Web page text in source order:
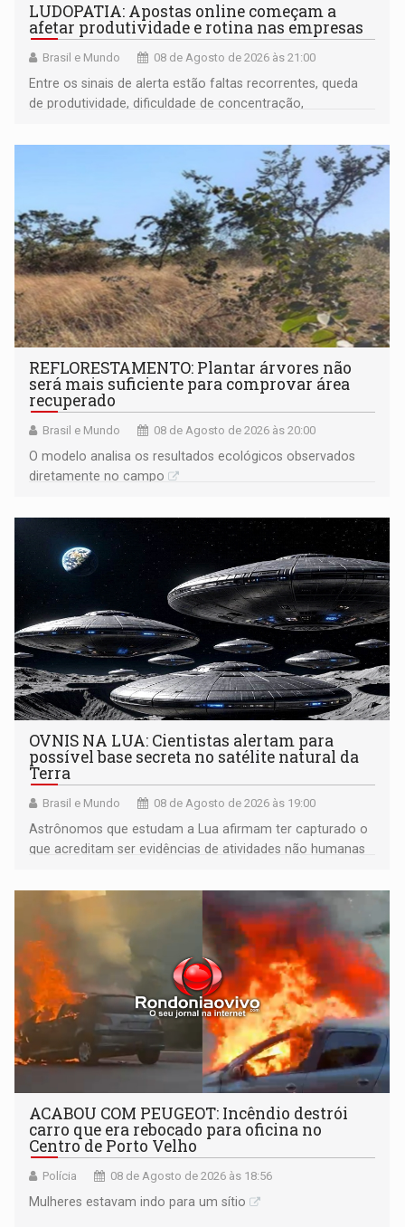
LUDOPATIA: Apostas online começam a
afetar produtividade e rotina nas empresas
Brasil e Mundo 08 de Agosto de 2026 às 21:00
Entre os sinais de alerta estão faltas recorrentes, queda
de produtividade, dificuldade de concentração,
REFLORESTAMENTO: Plantar árvores não
será mais suficiente para comprovar área
recuperado
Brasil e Mundo 08 de Agosto de 2026 às 20:00
O modelo analisa os resultados ecológicos observados
diretamente no campo
OVNIS NA LUA: Cientistas alertam para
possível base secreta no satélite natural da
Terra
Brasil e Mundo 08 de Agosto de 2026 às 19:00
Astrônomos que estudam a Lua afirmam ter capturado o
que acreditam ser evidências de atividades não humanas
órbita
ACABOU COM PEUGEOT: Incêndio destrói
carro que era rebocado para oficina no
Centro de Porto Velho
Polícia 08 de Agosto de 2026 às 18:56
Mulheres estavam indo para um sítio